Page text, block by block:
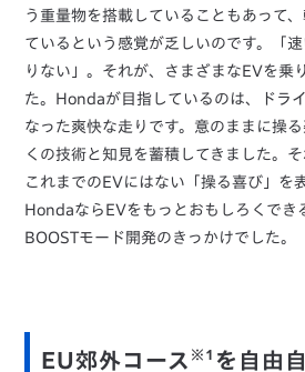
う重量物を搭載していることもあって
ているという感覚が乏しいのです。「
りない」。それが、さまざまなEVを乗
た。Hondaが目指しているのは、ドラ
なった爽快な走りです。意のままに操
くの技術と知見を蓄積してきました。
これまでのEVにはない「操る喜び」を
HondaならEVをもっとおもしろくでき
BOOSTモード開発のきっかけでした。
EU郊外コース ※1 を自由